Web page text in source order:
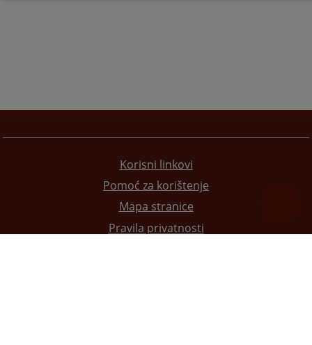
Korisni linkovi
Pomoć za korištenje
Mapa stranice
Pravila privatnosti